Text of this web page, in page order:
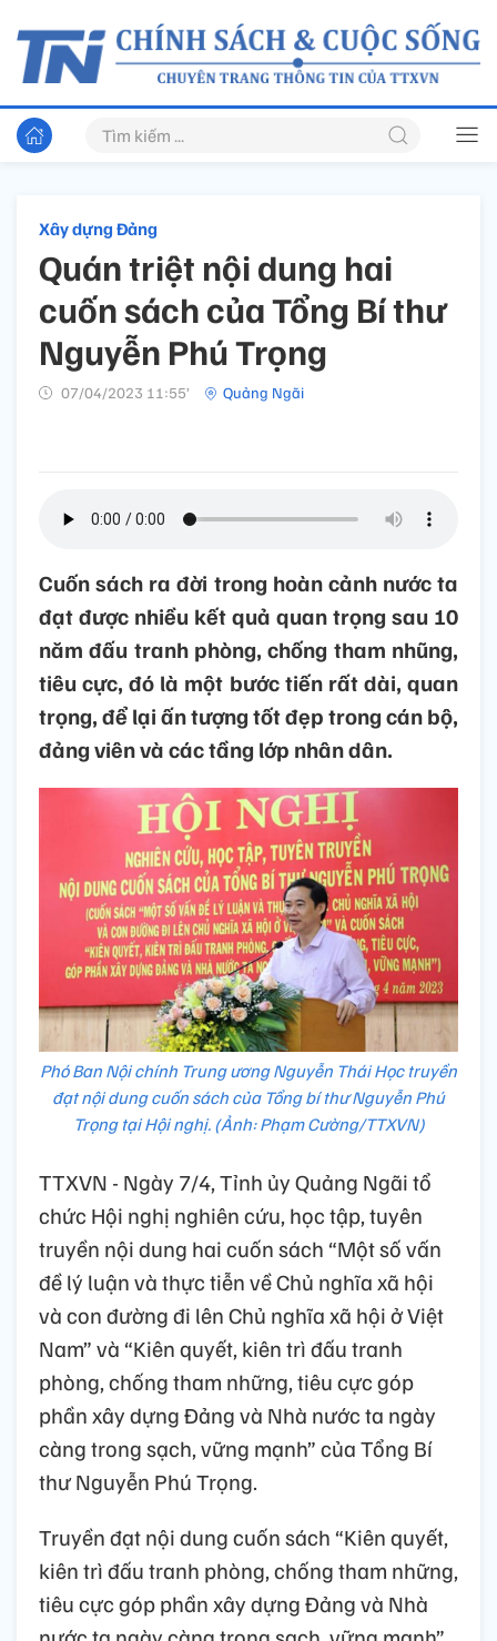
Xây dựng Đảng
Quán triệt nội dung hai
cuốn sách của Tổng Bí thư
Nguyễn Phú Trọng
07/04/2023 11:55’ Quảng Ngãi
Cuốn sách ra đời trong hoàn cảnh nước ta
đạt được nhiều kết quả quan trọng sau 10
năm đấu tranh phòng, chống tham nhũng,
tiêu cực, đó là một bước tiến rất dài, quan
trọng, để lại ấn tượng tốt đẹp trong cán bộ,
đảng viên và các tầng lớp nhân dân.
Phó Ban Nội chính Trung ương Nguyễn Thái Học truyền
đạt nội dung cuốn sách của Tổng bí thư Nguyễn Phú
Trọng tại Hội nghị. (Ảnh: Phạm Cường/TTXVN)
TTXVN - Ngày 7/4, Tỉnh ủy Quảng Ngãi tổ
chức Hội nghị nghiên cứu, học tập, tuyên
truyền nội dung hai cuốn sách “Một số vấn
đề lý luận và thực tiễn về Chủ nghĩa xã hội
và con đường đi lên Chủ nghĩa xã hội ở Việt
Nam” và “Kiên quyết, kiên trì đấu tranh
phòng, chống tham những, tiêu cực góp
phần xây dựng Đảng và Nhà nước ta ngày
càng trong sạch, vững mạnh” của Tổng Bí
thư Nguyễn Phú Trọng.
Truyền đạt nội dung cuốn sách “Kiên quyết,
kiên trì đấu tranh phòng, chống tham những,
tiêu cực góp phần xây dựng Đảng và Nhà